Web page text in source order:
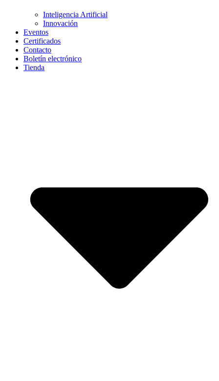
Inteligencia Artificial
Innovación
Eventos
Certificados
Contacto
Boletín electrónico
Tienda